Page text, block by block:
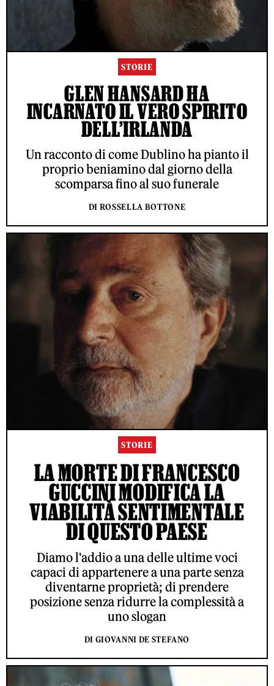
STORIE
GLEN HANSARD HA
INCARNATO IL VERO SPIRITO
DELL’IRLANDA
Un racconto di come Dublino ha pianto il
proprio beniamino dal giorno della
scomparsa fino al suo funerale
DI ROSSELLA BOTTONE
STORIE
LA MORTE DI FRANCESCO
GUCCINI MODIFICA LA
VIABILITÀ SENTIMENTALE
DI QUESTO PAESE
Diamo l'addio a una delle ultime voci
capaci di appartenere a una parte senza
diventarne proprietà; di prendere
posizione senza ridurre la complessità a
uno slogan
DI GIOVANNI DE STEFANO